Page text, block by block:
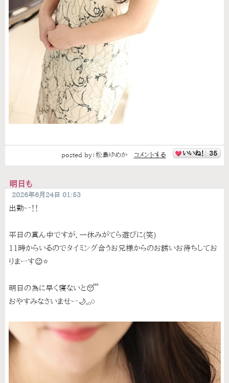
posted by： 松島ゆめか コメントする いいね！ 35
明日も
2026年6月24日 01:53
出勤ー！！
平日の真ん中ですが、一休みがてら遊びに(笑)
11時からいるのでタイミング合うお兄様からのお誘いお待ちしてお
りまーす😉‎⭐
明日の為に早く寝ないと😴
おやすみなさいませー🌙𓈒𓂂𓏸